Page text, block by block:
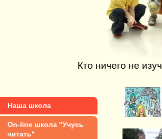
Кто ничего не
Наша школа
On-line школа "Учусь
читать"